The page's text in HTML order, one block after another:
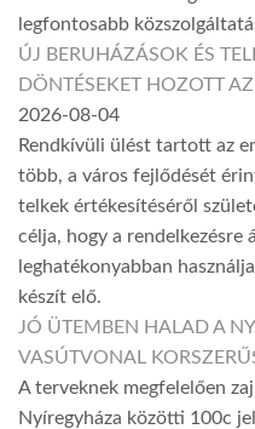
legfontosabb
ÚJ BERUHÁZÁSOK ÉS
DÖNTÉSEKET HOZOTT
2026-08-04
Rendkívüli ülést tartott az
több, a város fejlődését
telkek értékesítéséről
célja, hogy a
leghatékonyabban
készít elő.
JÓ ÜTEMBEN HALAD A
VASÚTVONAL
A terveknek megfelelően
Nyíregyháza közötti 100c